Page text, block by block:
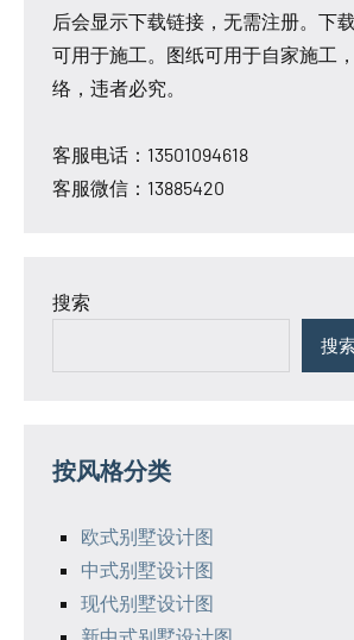
后会显示下载链接，无需注册。下
可用于施工。图纸可用于自家施工
络，违者必究。
客服电话：13501094618
客服微信：13885420
搜索
搜
按风格分类
欧式别墅设计图
中式别墅设计图
现代别墅设计图